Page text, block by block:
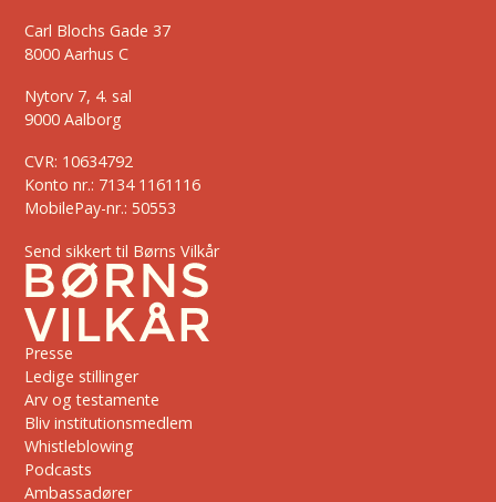
Carl Blochs Gade 37
8000 Aarhus C
Nytorv 7, 4. sal
9000 Aalborg
CVR: 10634792
Konto nr.: 7134 1161116
MobilePay-nr.: 50553
Send sikkert til Børns Vilkår
Presse
Ledige stillinger
Arv og testamente
Bliv institutionsmedlem
Whistleblowing
Podcasts
Ambassadører